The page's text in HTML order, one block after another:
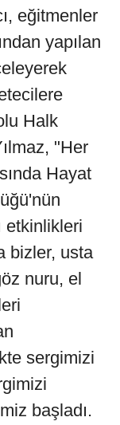
eğitmenler
yapılan
Halk
"Her
Hayat
etkinlikleri
bizler, usta
nuru, el
sergimizi
başladı.